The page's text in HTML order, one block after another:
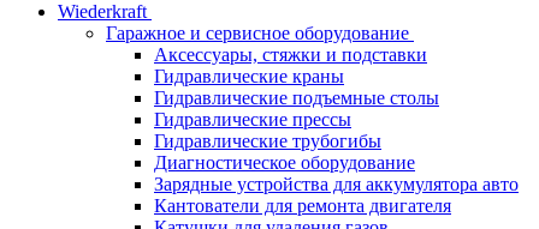
Wiederkraft
Гаражное и сервисное оборудование
Аксессуары, стяжки и подставки
Гидравлические краны
Гидравлические подъемные столы
Гидравлические прессы
Гидравлические трубогибы
Диагностическое оборудование
Зарядные устройства для аккумулятора авто
Кантователи для ремонта двигателя